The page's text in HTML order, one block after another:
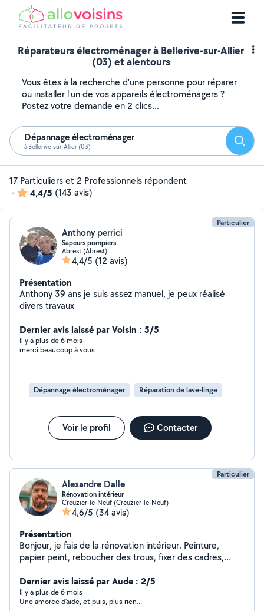
Réparateurs électroménager à Bellerive-sur-Allier
(03) et alentours
Vous êtes à la recherche d'une personne pour réparer
ou installer l'un de vos appareils électroménagers ?
Postez votre demande en 2 clics...
Dépannage électroménager
à Bellerive-sur-Allier (03)
17 Particuliers et 2 Professionnels répondent
-
4,4/5 (143 avis)
Particulier
Anthony perrici
Sapeurs pompiers
Abrest (Abrest)
4,4/5 (12 avis)
Présentation
Anthony 39 ans je suis assez manuel, je peux réalisé
divers travaux
Dernier avis laissé par Voisin : 5/5
Il y a plus de 6 mois
merci beaucoup à vous
Dépannage électroménager Réparation de lave-linge
Voir le profil Contacter
Particulier
Alexandre Dalle
Rénovation intérieur
Creuzier-le-Neuf (Creuzier-le-Neuf)
4,6/5 (34 avis)
Présentation
Bonjour, je fais de la rénovation intérieur. Peinture,
papier peint, reboucher des trous, fixer des cadres,
bosser 10ans étant monteur de meubles à Conforama)
livraisons en tout genre et de la tonte de pelouse. Pour
des raisons problématiques avec les critères du site,
Dernier avis laissé par Aude : 2/5
Il y a plus de 6 mois
Une amorce d'aide, et puis, plus rien...